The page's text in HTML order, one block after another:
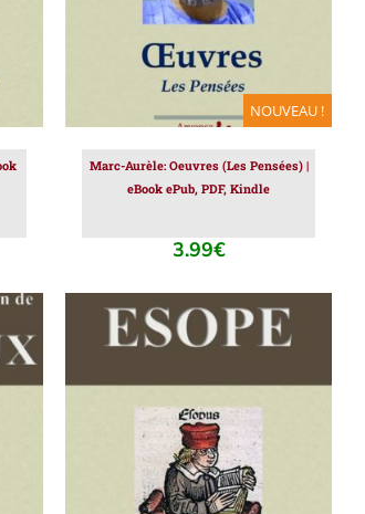
NOUVEAU !
Marc-Aurèle: Oeuvres (Les Pensées) |
eBook ePub, PDF, Kindle
3.99€
AJOUTER AU PANIER
DÉTAILS